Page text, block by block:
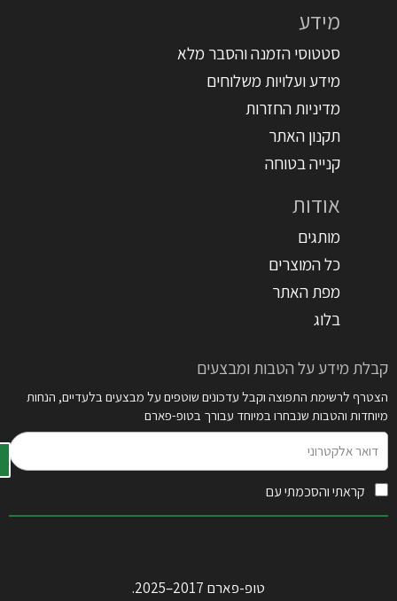
מידע
סטטוסי הזמנה והסבר מלא
מידע ועלויות משלוחים
מדיניות החזרות
תקנון האתר
קנייה בטוחה
אודות
מותגים
כל המוצרים
מפת האתר
בלוג
קבלת מידע על הטבות ומבצעים
הצטרף לרשימת התפוצה וקבל עדכונים שוטפים על מבצעים בלעדיים, הנחות
מיוחדות והטבות שנבחרו במיוחד עבורך בטופ-פארם
אלקטרוני
קראתי והסכמתי עם
טופ-פארם 2017–2025.